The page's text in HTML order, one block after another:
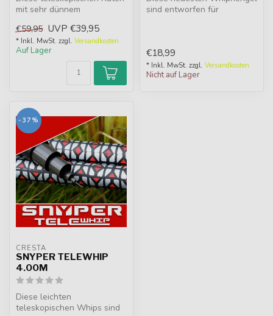
mit sehr dünnem
geeignet für...
€59,95 UVP €39,95
* Inkl. MwSt. zzgl. Versandkosten
Auf Lager
sind entworfen für
€18,99
* Inkl. MwSt. zzgl. Versandkosten
Nicht auf Lager
-37%
CRESTA
SNYPER TELEWHIP
4.00M
Diese leichten
teleskopischen Whips sind